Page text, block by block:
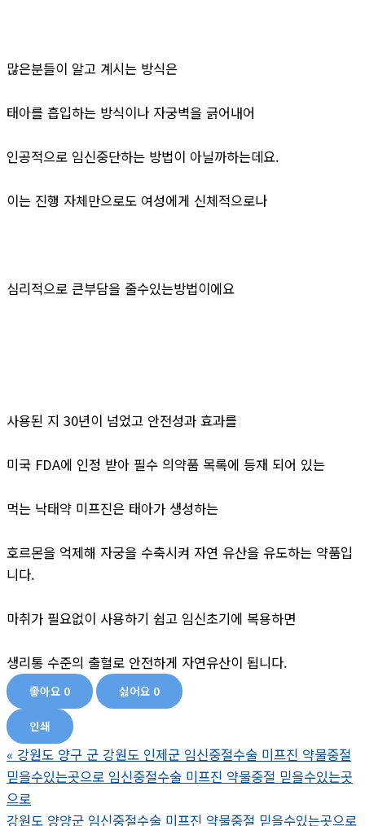
많은분들이 알고 계시는 방식은
태아를 흡입하는 방식이나 자궁벽을 긁어내어
인공적으로 임신중단하는 방법이 아닐까하는데요.
이는 진행 자체만으로도 여성에게 신체적으로나
심리적으로 큰부담을 줄수있는방법이에요
사용된 지 30년이 넘었고 안전성과 효과를
미국 FDA에 인정 받아 필수 의약품 목록에 등재 되어 있는
먹는 낙태약 미프진은 태아가 생성하는
호르몬을 억제해 자궁을 수축시켜 자연 유산을 유도하는 약품입
니다.
마취가 필요없이 사용하기 쉽고 임신초기에 복용하면
생리통 수준의 출혈로 안전하게 자연유산이 됩니다.
좋아요 0 싫어요 0
인쇄
« 강원도 양구 군 강원도 인제군 임신중절수술 미프진 약물중절
믿을수있는곳으로 임신중절수술 미프진 약물중절 믿을수있는곳
으로
강원도 양양군 임신중절수술 미프진 약물중절 믿을수있는곳으로